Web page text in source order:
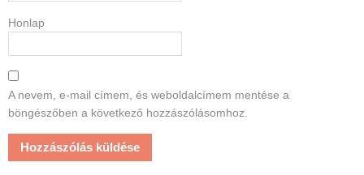
Honlap
A nevem, e-mail címem, és weboldalcímem mentése a
böngészőben a következő hozzászólásomhoz.